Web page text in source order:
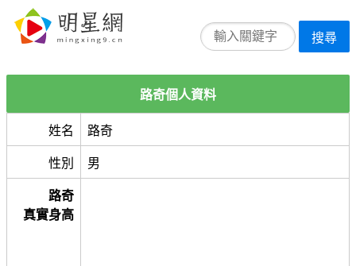
搜尋
路奇個人資料
姓名 路奇
性別 男
路奇
真實身高